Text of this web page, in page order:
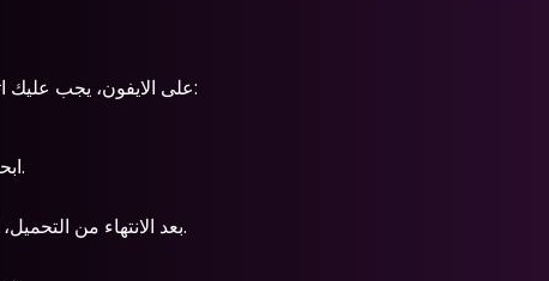
لتنزيل برنامج 1xbet على الايفون، يجب عليك اتباع خطوات بسيطة ولكن دقيقة. هنا سنستعرض الخطوات الأساسية:
ابحث عن خيار تحميل التطبيق الخاص بالهاتف، وعادةً ما يكون مرئيًا في الصفحة الرئيسية.
بعد الانتهاء من التحميل، انتقل إلى إعدادات الأمان على جهازك لتفعيل تثبيت التطبيقات من مصادر غير معروفة.